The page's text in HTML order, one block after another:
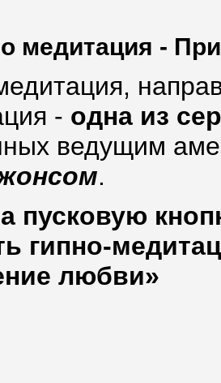
медитация -
- одна из
ведущим
.
пусковую
гипно-
любви»